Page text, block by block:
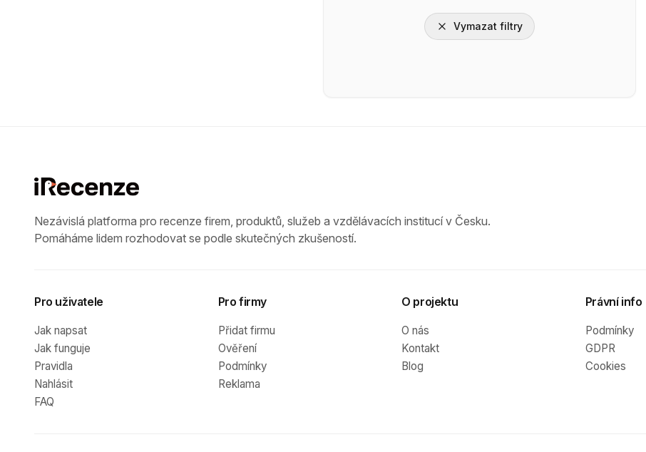
Vymazat filtry
Nezávislá platforma pro recenze firem, produktů, služeb a vzdělávacích institucí v Česku.
Pomáháme lidem rozhodovat se podle skutečných zkušeností.
Pro uživatele
Jak napsat
Jak funguje
Pravidla
Nahlásit
FAQ
Pro firmy
Přidat firmu
Ověření
Podmínky
Reklama
O projektu
O nás
Kontakt
Blog
Právní info
Podmínky
GDPR
Cookies